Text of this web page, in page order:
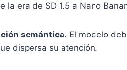
la era de SD 1.5 a Nano
semántica. El modelo
dispersa su atención.